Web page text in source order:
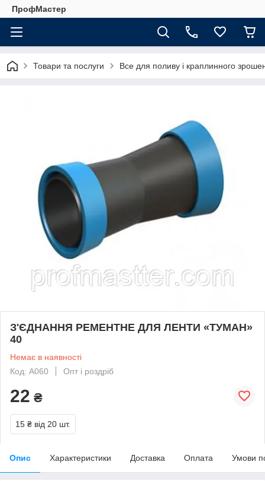
ПрофМастер
Товари та послуги Все для поливу і краплинного
З'ЄДНАННЯ РЕМЕНТНЕ ДЛЯ ЛЕНТИ «ТУМАН»
40
Немає в наявності
Код: A060
Опт і роздріб
22 ₴
15 ₴ від 20 шт.
Опис Характеристики Доставка Оплата Умови